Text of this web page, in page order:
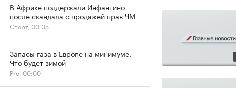
В Африке поддержали Инфантино
после скандала с продажей прав ЧМ
Спорт, 00:05
Запасы газа в Европе на минимуме.
Что будет зимой
Pro, 00:00